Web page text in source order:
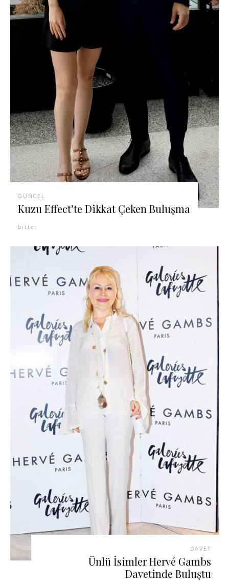
GÜNCEL
Kuzu Effect’te Dikkat Çeken Buluşma
bitter
DAVET
Ünlü İsimler Hervé Gambs
Davetinde Buluştu